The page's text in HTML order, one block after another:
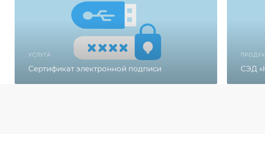
УСЛУГА
Сертификат электронной подписи СЭД